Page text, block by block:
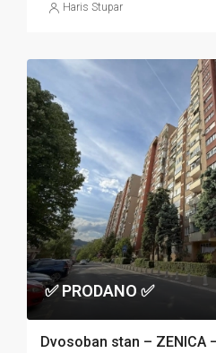
Haris Stupar
✅ PRODANO ✅